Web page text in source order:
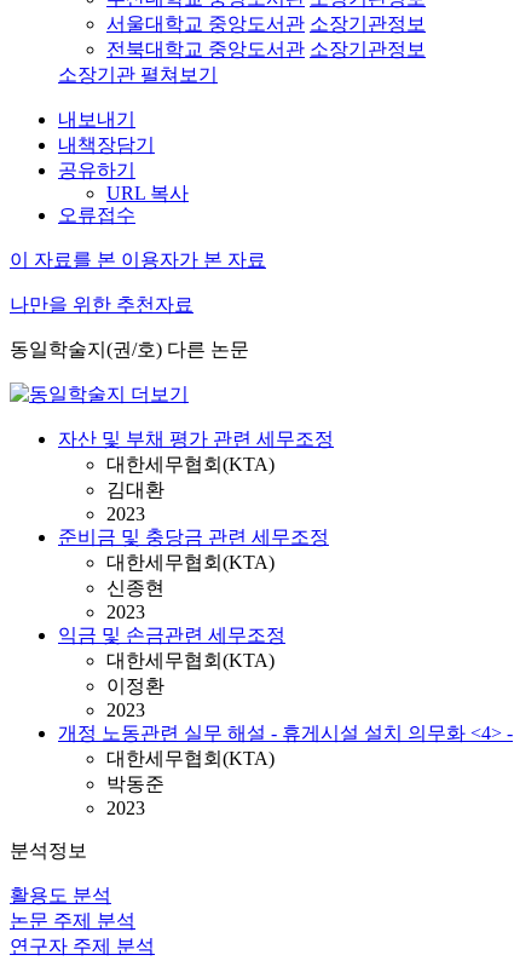
서울대학교 중앙도서관 소장기관정보
전북대학교 중앙도서관 소장기관정보
소장기관 펼쳐보기
내보내기
내책장담기
공유하기
URL 복사
오류접수
이 자료를 본 이용자가 본 자료
나만을 위한 추천자료
동일학술지(권/호) 다른 논문
자산 및 부채 평가 관련 세무조정
대한세무협회(KTA)
김대환
2023
준비금 및 충당금 관련 세무조정
대한세무협회(KTA)
신종현
2023
익금 및 손금관련 세무조정
대한세무협회(KTA)
이정환
2023
개정 노동관련 실무 해설 - 휴게시설 설치 의무화 <4> -
대한세무협회(KTA)
박동준
2023
분석정보
활용도 분석
논문 주제 분석
연구자 주제 분석